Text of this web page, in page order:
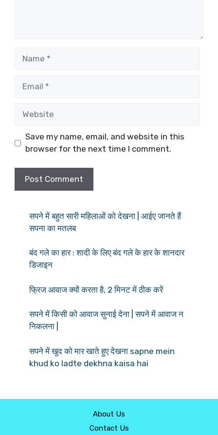
Save my name, email, and website in this
browser for the next time I comment.
सपने में बहुत सारी महिलाओं को देखना | आईए जानते हैं
सपना का मतलब
बंद गले का हार : शादी के लिए बंद गले के हार के शानदार
डिजाइन
फ्रिज आवाज क्यों करता है, 2 मिनट में ठीक करें
सपने में किसी को आवाज सुनाई देना | सपने में आवाज न
निकलना |
सपने में खुद को मार खाते हुए देखना sapne mein
khud ko ladte dekhna kaisa hai
About Us
Contact Us